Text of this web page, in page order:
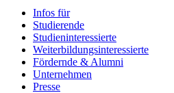
Infos für
Studierende
Studieninteressierte
Weiterbildungsinteressierte
Fördernde & Alumni
Unternehmen
Presse